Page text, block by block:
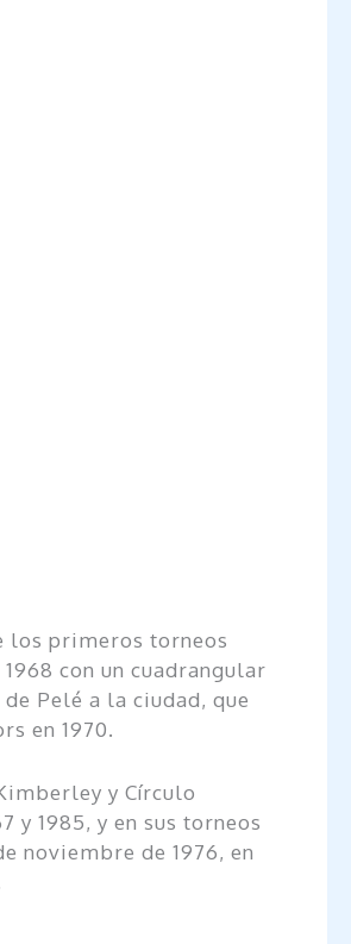
los primeros torneos
con un cuadrangular
Pelé a la ciudad, que
en 1970.
y Círculo
y 1985, y en sus torneos
noviembre de 1976, en